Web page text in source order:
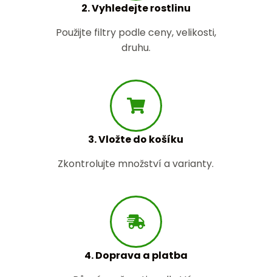
2. Vyhledejte rostlinu
Použijte filtry podle ceny, velikosti,
druhu.
3. Vložte do košíku
Zkontrolujte množství a varianty.
4. Doprava a platba